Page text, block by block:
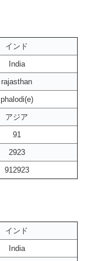
インド
India
rajasthan
phalodi(e)
アジア
91
2923
912923
インド
India